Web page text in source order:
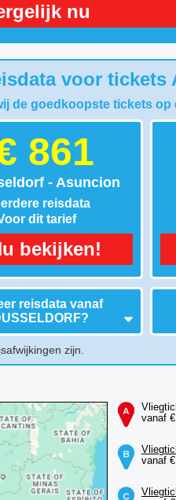
nu
voor tickets
de goedkoopste tickets op
861
- Asuncion
reisdata
dit tarief
bekijken!
reisdata vanaf
?
zijn.
vanaf
vanaf